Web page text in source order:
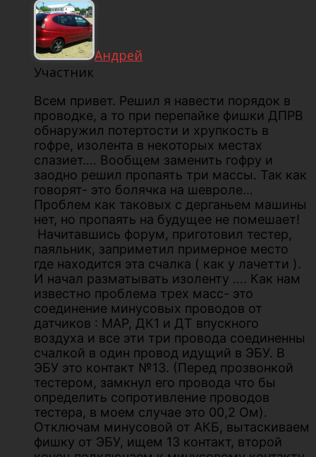
Андрей
Участник
Всем привет. Решил я навести порядок в
проводке, а то при перепайке фишки ДПРВ
обнаружил потертости и хрупкость в
гофре, изолента в некоторых местах
слазиет…. Вообщем заменить гофру и
заодно решил пропаять три массы. Так как
говорят- это болячка на шевроле…
Проблем как таковых с дерганьем машины
нет, но пропаять на будущее не помешает!
Начитавшись форум, приготовил тестер,
паяльник, заприметил примерное место
где находится эта счалка ( как у лачетти ).
И начал разматывать изоленту …. Как нам
известно проблема трех масс- это
соединение минусовых проводов от
датчиков : МАР, ДК1 и ДТ впускного
воздуха и все эти три провода соединенны
счалкой в один провод идущий в ЭБУ. В
ЭБУ это контакт №13. (Перед прозвонкой
тестером, замкнул его провода что бы
определить сопротивление проводов
тестера, в моем случае это 00,2 Ом).
Отключам минусовой от АКБ, вытаскиваем
фишку от ЭБУ, ищем 13 контакт, второй